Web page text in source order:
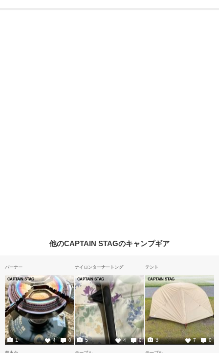
他のCAPTAIN STAGのキャンプギア
バーナー
CAPTAIN STAG
4 0
1
ナイロンターナートング
CAPTAIN STAG
4 0
5
テント
CAPTAIN STAG
7 0
3